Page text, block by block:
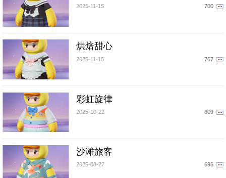
2025-11-15 700
烘焙甜心
2025-11-15 767
彩虹旋律
2025-10-22 609
沙滩旅客
2025-08-27 696